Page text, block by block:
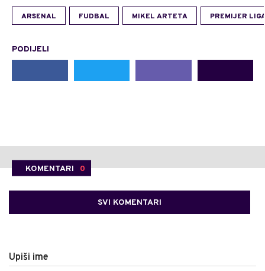
ARSENAL FUDBAL MIKEL ARTETA PREMIJER
PODIJELI
KOMENTARI 0
SVI KOMENTARI
Upiši ime